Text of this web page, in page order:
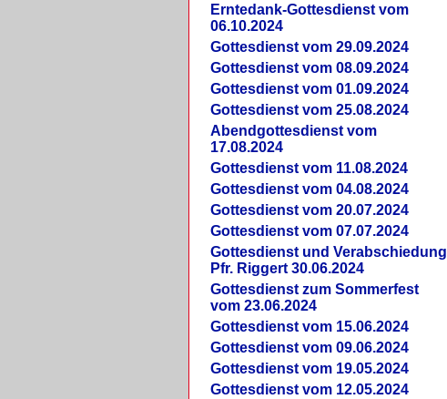
Erntedank-Gottesdienst vom
06.10.2024
Gottesdienst vom 29.09.2024
Gottesdienst vom 08.09.2024
Gottesdienst vom 01.09.2024
Gottesdienst vom 25.08.2024
Abendgottesdienst vom
17.08.2024
Gottesdienst vom 11.08.2024
Gottesdienst vom 04.08.2024
Gottesdienst vom 20.07.2024
Gottesdienst vom 07.07.2024
Gottesdienst und Verabschiedung
Pfr. Riggert 30.06.2024
Gottesdienst zum Sommerfest
vom 23.06.2024
Gottesdienst vom 15.06.2024
Gottesdienst vom 09.06.2024
Gottesdienst vom 19.05.2024
Gottesdienst vom 12.05.2024